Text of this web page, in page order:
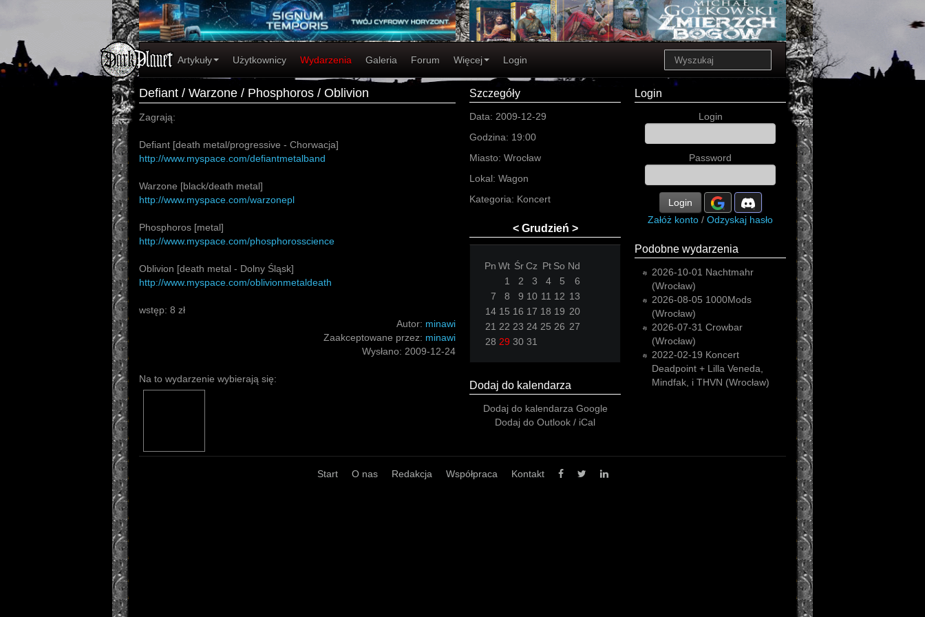
Artykuły Użytkownicy Wydarzenia Galeria Forum Więcej Login
Defiant / Warzone / Phosphoros / Oblivion
Zagrają:
Defiant [death metal/progressive - Chorwacja]
http://www.myspace.com/defiantmetalband
Warzone [black/death metal]
http://www.myspace.com/warzonepl
Phosphoros [metal]
http://www.myspace.com/phosphorosscience
Oblivion [death metal - Dolny Śląsk]
http://www.myspace.com/oblivionmetaldeath
wstęp: 8 zł
Autor: minawi
Zaakceptowane przez: minawi
Wysłano: 2009-12-24
Na to wydarzenie wybierają się:
Szczegóły
Data: 2009-12-29
Godzina: 19:00
Miasto: Wrocław
Lokal: Wagon
Kategoria: Koncert
< Grudzień >
Pn Wt ŚrCz Pt So Nd
1
2 3 4 5
6
7
8 9 10 11 12 13
14 15 16 17 18 19 20
21 22 23 24 25 26 27
28 29 30 31
Dodaj do kalendarza
Dodaj do kalendarza Google
Dodaj do Outlook / iCal
Login
Login
Password
Login
Załóż konto / Odzyskaj hasło
Podobne wydarzenia
2026-10-01 Nachtmahr
(Wrocław)
2026-08-05 1000Mods
(Wrocław)
2026-07-31 Crowbar
(Wrocław)
2022-02-19 Koncert
Deadpoint + Lilla Veneda,
Mindfak, i THVN (Wrocław)
Start O nas Redakcja Współpraca Kontakt